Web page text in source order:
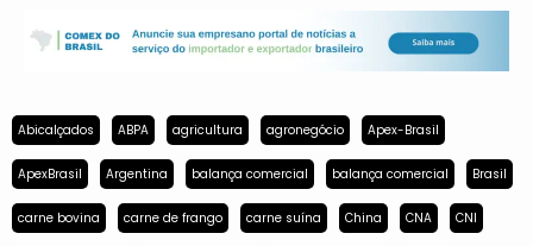
Abicalçados ABPA agricultura agronegócio Apex-Brasil
ApexBrasil Argentina balança comercial balança comercial Brasil
carne bovina carne de frango carne suína China CNA CNI